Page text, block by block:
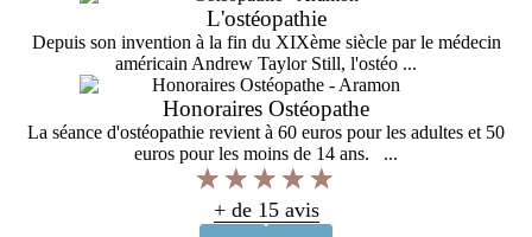
L'ostéopathie
Depuis son invention à la fin du XIXème siècle par le médecin
américain Andrew Taylor Still, l'ostéo ...
Honoraires Ostéopathe
La séance d'ostéopathie revient à 60 euros pour les adultes et 50
euros pour les moins de 14 ans. ...
+ de 15 avis